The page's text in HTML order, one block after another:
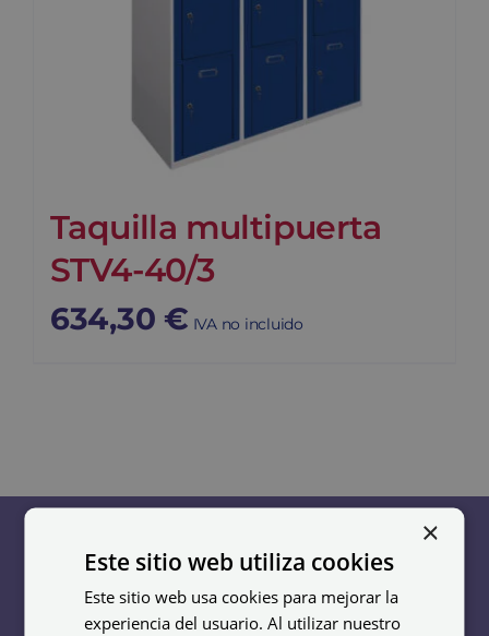
Taquilla multipuerta
STV4-40/3
634,30 € IVA no incluido
Taquillas Bancos
×
Este sitio web utiliza cookies
Este sitio web usa cookies para mejorar la
experiencia del usuario. Al utilizar nuestro